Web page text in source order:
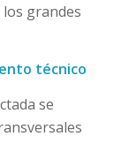
grandes
técnico
se